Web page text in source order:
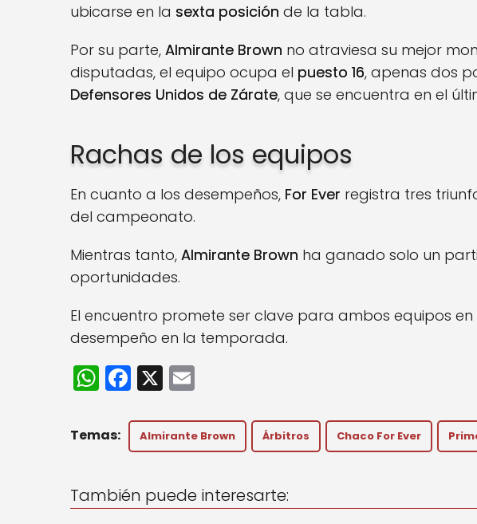
ubicarse en la sexta posición de la tabla.
Por su parte, Almirante Brown no atraviesa su mejor
disputadas, el equipo ocupa el puesto 16, apenas dos
Defensores Unidos de Zárate, que se encuentra en el
Rachas de los equipos
En cuanto a los desempeños, For Ever registra tres
del campeonato.
Mientras tanto, Almirante Brown ha ganado solo un
oportunidades.
El encuentro promete ser clave para ambos equipos
desempeño en la temporada.
W
h
a
A
p
F
a
c
e
o
X
ai
l
Almirante Brown Árbitros Chaco For Ever
También puede interesarte: